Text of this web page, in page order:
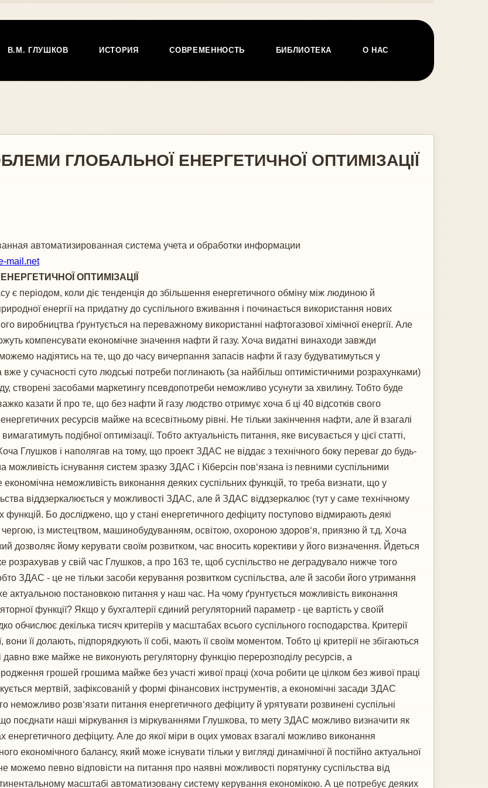
В.М. ГЛУШКОВ ИСТОРИЯ СОВРЕМЕННОСТЬ БИБЛИОТЕКА О НАС
ГЛОБАЛЬНОЇ ЕНЕРГЕТИЧНОЇ ОПТИМІЗАЦІЇ
автоматизированная система учета и обработки информации
mail.net
ОПТИМІЗАЦІЇ
періодом, коли діє тенденція до збільшення енергетичного обміну між людиною й
енергії на придатну до суспільного вживання і починається використання нових
виробництва ґрунтується на переважному використанні нафтогазової хімічної енергії. Але
компенсувати економічне значення нафти й газу. Хоча видатні винаходи завжди
надіятись на те, що до часу вичерпання запасів нафти й газу будуватимуться у
вже у сучасності суто людські потреби поглинають (за найбільш оптимістичними розрахунками)
створені засобами маркетингу псевдопотреби неможливо усунути за хвилину. Тобто буде
казати й про те, що без нафти й газу людство отримує хоча б ці 40 відсотків свого
ресурсів майже на всесвітньому рівні. Не тільки закінчення нафти, але й взагалі
подібної оптимізації. Тобто актуальність питання, яке висувається у цієї статті,
Глушков і наполягав на тому, що проект ЗДАС не віддає з технічного боку переваг до будь-
існування систем зразку ЗДАС і Кіберсін пов‘язана із певними суспільними
неможливість виконання деяких суспільних функцій, то треба визнати, що у
віддзеркалюється у можливості ЗДАС, але й ЗДАС віддзеркалює (тут у саме технічному
Бо досліджено, що у стані енергетичного дефіциту поступово відмирають деякі
чергою, із мистецтвом, машинобудуванням, освітою, охороною здоров‘я, приязню й т.д. Хоча
дозволяє йому керувати своїм розвитком, час вносить корективи у його визначення. Йдеться
розрахував у свій час Глушков, а про 163 те, щоб суспільство не деградувало нижче того
ЗДАС - це не тільки засоби керування розвитком суспільства, але й засоби його утримання
актуальною постановкою питання у наш час. На чому ґрунтується можливість виконання
функції? Якщо у бухгалтерії єдиний регуляторний параметр - це вартість у своїй
декілька тисяч критеріїв у масштабах всього суспільного господарства. Критерії
її долають, підпорядкують її собі, мають її своїм моментом. Тобто ці критерії не збігаються
вже майже не виконують регуляторну функцію перерозподілу ресурсів, а
грошей грошима майже без участі живої праці (хоча робити це цілком без живої праці
мертвій, зафіксованій у формі фінансових інструментів, а економічні засади ЗДАС
розв‘язати питання енергетичного дефіциту й урятувати розвинені суспільні
поєднати наші міркування із міркуваннями Глушкова, то мету ЗДАС можливо визначити як
енергетичного дефіциту. Але до якої міри в оцих умовах взагалі можливо виконання
економічного балансу, який може існувати тільки у вигляді динамічної й постійно актуальної
можемо певно відповісти на питання про наявні можливості порятунку суспільства від
масштабі автоматизовану систему керування економікою. А це потребує деяких